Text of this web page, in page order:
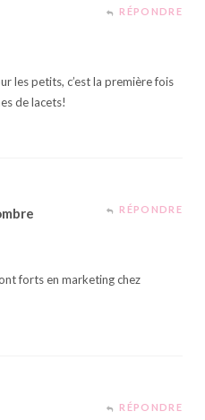
RÉPONDRE
les petits, c’est la première fois
de lacets!
RÉPONDRE
forts en marketing chez
RÉPONDRE